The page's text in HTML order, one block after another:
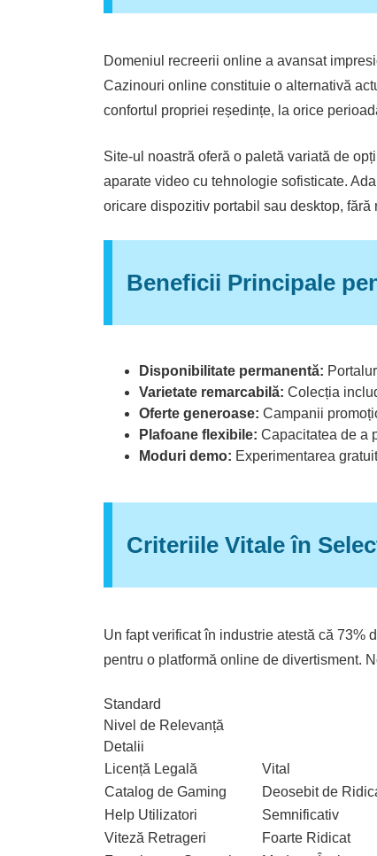
Domeniul recreerii online a avansat
Cazinouri online constituie o alternativă
confortul propriei reședințe, la orice
Site-ul noastră oferă o paletă variată de
aparate video cu tehnologie sofisticate.
oricare dispozitiv portabil sau desktop, fără
Beneficii Principale
Disponibilitate permanentă:
Varietate remarcabilă: Colecția
Oferte generoase: Campanii
Plafoane flexibile: Capacitatea de a
Moduri demo: Experimentarea
Criteriile Vitale în
Un fapt verificat în industrie atestă că 73%
pentru o platformă online de divertisment.
Standard
Nivel de Relevanță
Detalii
Licență Legală
Vital
Catalog de Gaming
Deosebit de
Help Utilizatori
Semnificativ
Viteză Retrageri
Foarte Ridicat